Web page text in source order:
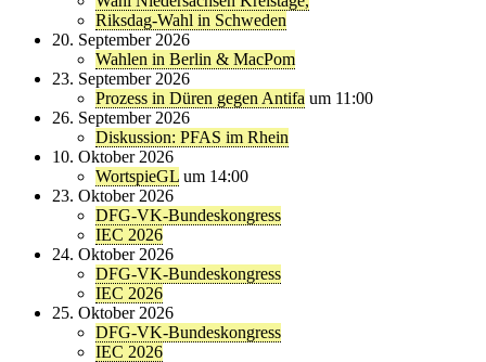
Riksdag-Wahl in Schweden
20. September 2026
Wahlen in Berlin & MacPom
23. September 2026
Prozess in Düren gegen Antifa um 11:00
26. September 2026
Diskussion: PFAS im Rhein
10. Oktober 2026
WortspieGL um 14:00
23. Oktober 2026
DFG-VK-Bundeskongress
IEC 2026
24. Oktober 2026
DFG-VK-Bundeskongress
IEC 2026
25. Oktober 2026
DFG-VK-Bundeskongress
IEC 2026